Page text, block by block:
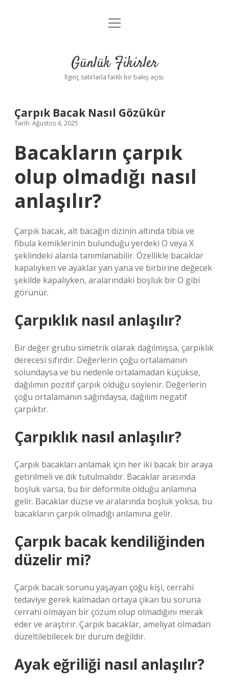
Anasayfa
Yasal Uyarı
menüyü
Günlük Fikirler
İlginç satırlarla farklı bir bakış açısı.
Çarpık Bacak Nasıl Gözükür
Tarih: Ağustos 4, 2025
Bacakların çarpık
olup olmadığı nasıl
anlaşılır?
Çarpık bacak, alt bacağın dizinin altında tibia ve
fibula kemiklerinin bulunduğu yerdeki O veya X
şeklindeki alanla tanımlanabilir. Özellikle bacaklar
kapalıyken ve ayaklar yan yana ve birbirine değecek
şekilde kapalıyken, aralarındaki boşluk bir O gibi
görünür.
Çarpıklık nasıl anlaşılır?
Bir değer grubu simetrik olarak dağılmışsa, çarpıklık
derecesi sıfırdır. Değerlerin çoğu ortalamanın
solundaysa ve bu nedenle ortalamadan küçükse,
dağılımın pozitif çarpık olduğu söylenir. Değerlerin
çoğu ortalamanın sağındaysa, dağılım negatif
çarpıktır.
Çarpıklık nasıl anlaşılır?
Çarpık bacakları anlamak için her iki bacak bir araya
getirilmeli ve dik tutulmalıdır. Bacaklar arasında
boşluk varsa, bu bir deformite olduğu anlamına
gelir. Bacaklar düzse ve aralarında boşluk yoksa, bu
bacakların çarpık olmadığı anlamına gelir.
Çarpık bacak kendiliğinden
düzelir mi?
Çarpık bacak sorunu yaşayan çoğu kişi, cerrahi
tedaviye gerek kalmadan ortaya çıkan bu soruna
cerrahi olmayan bir çözüm olup olmadığını merak
eder ve araştırır. Çarpık bacaklar, ameliyat olmadan
düzeltilebilecek bir durum değildir.
Ayak eğriliği nasıl anlaşılır?